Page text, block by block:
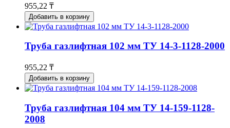
955,22 ₸
Добавить в корзину
Труба газлифтная 102 мм ТУ 14-3-1128-2000
955,22 ₸
Добавить в корзину
Труба газлифтная 104 мм ТУ 14-159-1128-
2008